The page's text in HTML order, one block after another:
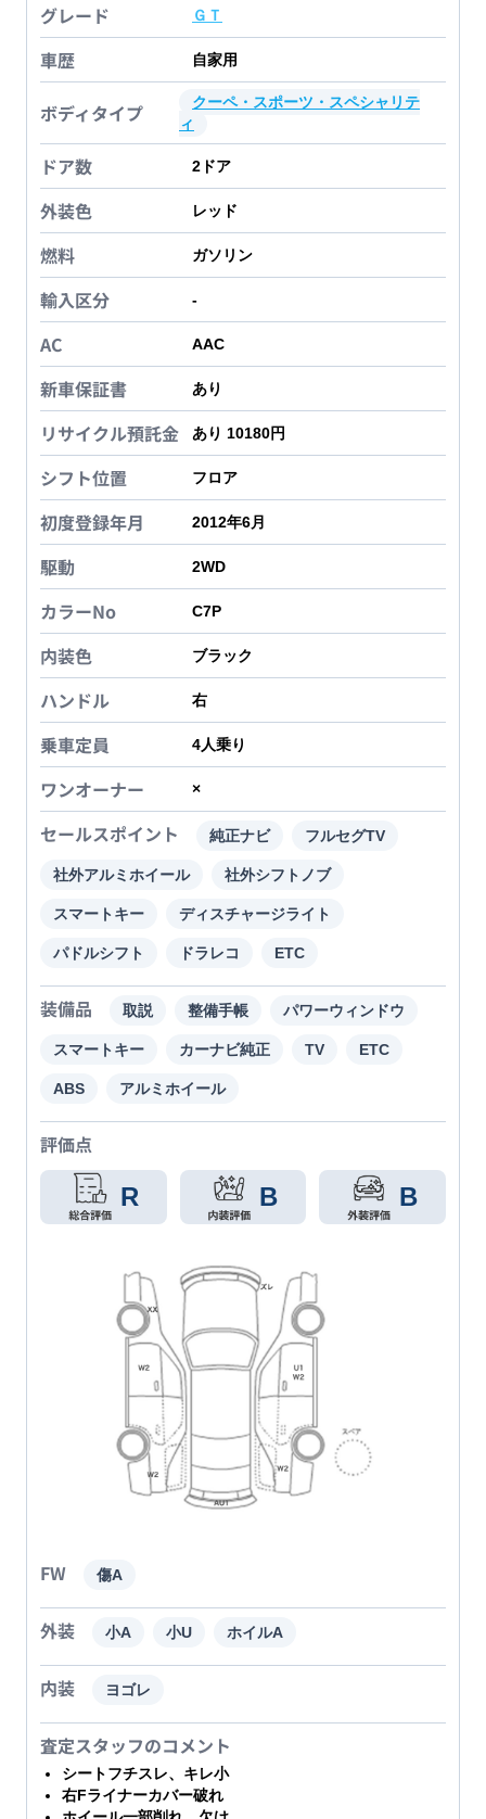
グレード ＧＴ
車歴 自家用
ボディタイプ
クーペ・スポーツ・スペシャリテ
ィ
ドア数 2 ドア
外装色 レッド
燃料 ガソリン
輸入区分 -
AC AAC
新車保証書 あり
リサイクル預託金 あり 10180円
シフト位置 フロア
初度登録年月 2012年6月
駆動 2WD
カラーNo C7P
内装色 ブラック
ハンドル 右
乗車定員 4人乗り
ワンオーナー ×
セールスポイント 純正ナビ フルセグTV
社外アルミホイール 社外シフトノブ
スマートキー ディスチャージライト
パドルシフト ドラレコ ETC
装備品 取説 整備手帳 パワーウィンドウ
スマートキー カーナビ純正 TV ETC
ABS アルミホイール
評価点
R B B
FW 傷A
外装 小A 小U ホイルA
内装 ヨゴレ
査定スタッフのコメント
シートフチスレ、キレ小
右Fライナーカバー破れ